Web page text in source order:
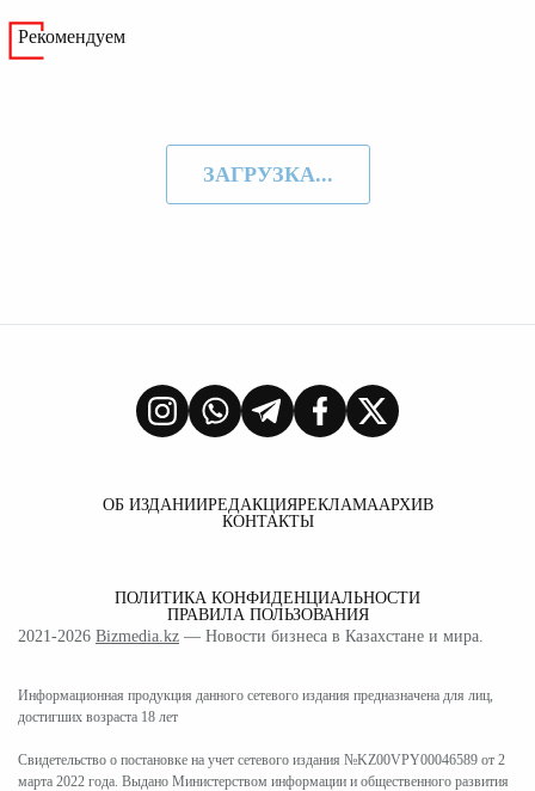
Рекомендуем
ЗАГРУЗКА...
ОБ ИЗДАНИИРЕДАКЦИЯРЕКЛАМААРХИВ
КОНТАКТЫ
ПОЛИТИКА КОНФИДЕНЦИАЛЬНОСТИ
ПРАВИЛА ПОЛЬЗОВАНИЯ
2021-2026 Bizmedia.kz — Новости бизнеса в Казахстане и мира.
Информационная продукция данного сетевого издания предназначена для лиц,
достигших возраста 18 лет
Свидетельство о постановке на учет сетевого издания №KZ00VPY00046589 от 2
марта 2022 года. Выдано Министерством информации и общественного развития